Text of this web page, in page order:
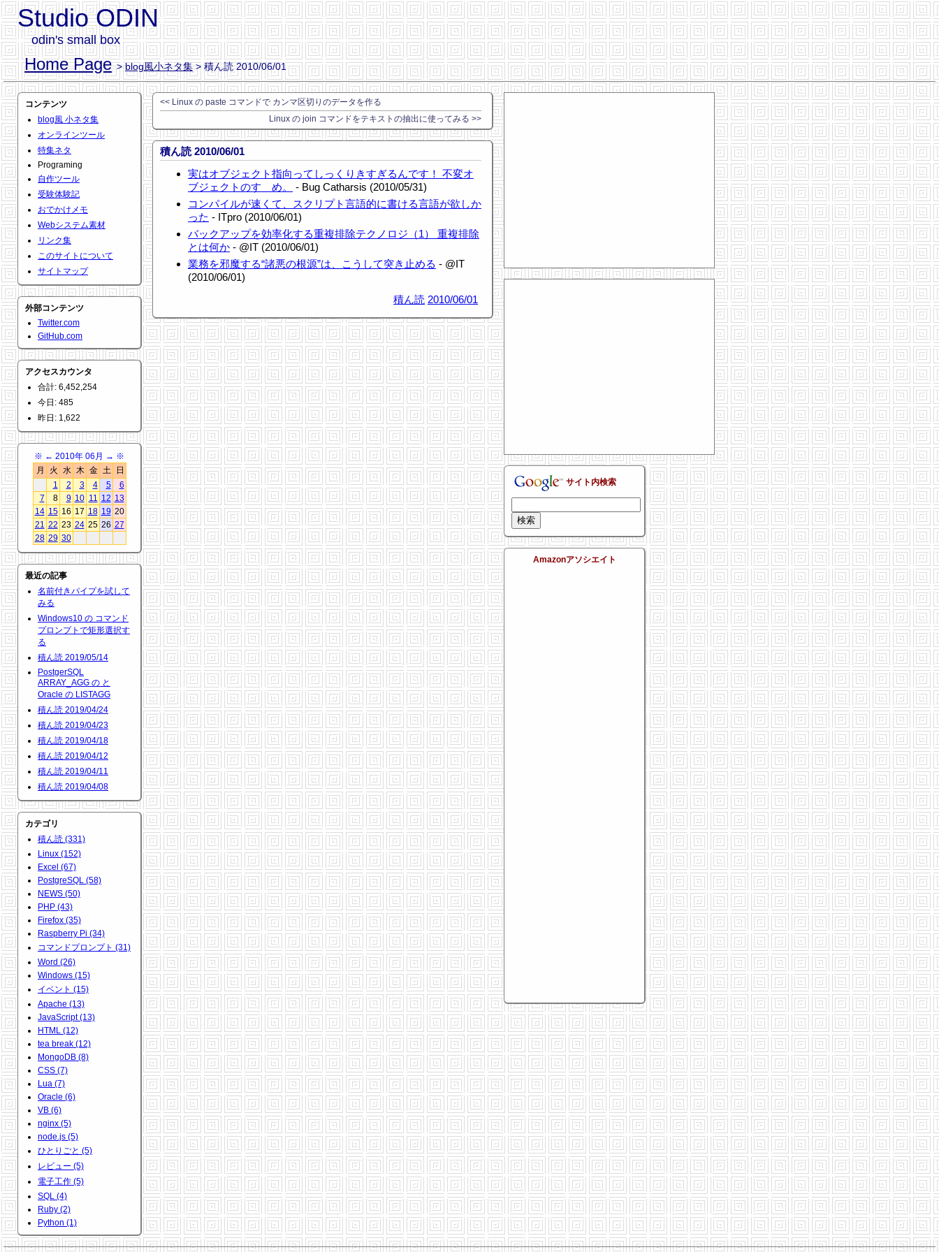
Studio ODIN
odin's small box
Home Page >blog風小ネタ集> 積ん読 2010/06/01
コンテンツ
blog風 小ネタ集
オンラインツール
特集ネタ
Programing
自作ツール
受験体験記
おでかけメモ
Webシステム素材
リンク集
このサイトについて
サイトマップ
外部コンテンツ
Twitter.com
GitHub.com
アクセスカウンタ
合計: 6,452,254
今日: 485
昨日: 1,622
※ ← 2010年 06月 → ※
月
火 水 木 金 土
日
1
2 3 4 5
6
7
8 9 10 11 12 13
14 15 16 17 18 19 20
21 22 23 24 25 26 27
28 29 30
最近の記事
名前付きパイプを試して
みる
Windows10 の コマンド
プロンプトで矩形選択す
る
積ん読 2019/05/14
PostgerSQL
ARRAY_AGG の と
Oracle の LISTAGG
積ん読 2019/04/24
積ん読 2019/04/23
積ん読 2019/04/18
積ん読 2019/04/12
積ん読 2019/04/11
積ん読 2019/04/08
カテゴリ
積ん読 (331)
Linux (152)
Excel (67)
PostgreSQL (58)
NEWS (50)
PHP (43)
Firefox (35)
Raspberry Pi (34)
コマンドプロンプト (31)
Word (26)
Windows (15)
イベント (15)
Apache (13)
JavaScript (13)
HTML (12)
tea break (12)
MongoDB (8)
CSS (7)
Lua (7)
Oracle (6)
VB (6)
nginx (5)
node.js (5)
ひとりごと (5)
レビュー (5)
電子工作 (5)
SQL (4)
Ruby (2)
Python (1)
<< Linux の paste コマンドで カンマ区切りのデータを作る
Linux の join コマンドをテキストの抽出に使ってみる >>
積ん読 2010/06/01
実はオブジェクト指向ってしっくりきすぎるんです！ 不変オ
ブジェクトのすゝめ。
- Bug Catharsis (2010/05/31)
コンパイルが速くて、スクリプト言語的に書ける言語が欲しか
った - ITpro (2010/06/01)
バックアップを効率化する重複排除テクノロジ（1） 重複排除
とは何か - @IT (2010/06/01)
業務を邪魔する“諸悪の根源”は、こうして突き止める - @IT
(2010/06/01)
積ん読 2010/06/01
サイト内検索
Amazonアソシエイト